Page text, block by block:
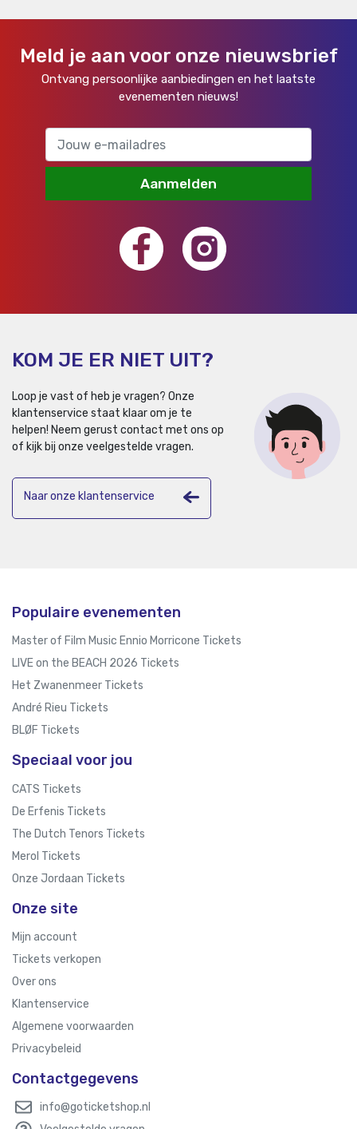
Meld je aan voor onze nieuwsbrief
Ontvang persoonlijke aanbiedingen en het laatste
evenementen nieuws!
Aanmelden
KOM JE ER NIET UIT?
Loop je vast of heb je vragen? Onze
klantenservice staat klaar om je te
helpen! Neem gerust contact met ons op
of kijk bij onze veelgestelde vragen.
Naar onze klantenservice
Populaire evenementen
Master of Film Music Ennio Morricone Tickets
LIVE on the BEACH 2026 Tickets
Het Zwanenmeer Tickets
André Rieu Tickets
BLØF Tickets
Speciaal voor jou
CATS Tickets
De Erfenis Tickets
The Dutch Tenors Tickets
Merol Tickets
Onze Jordaan Tickets
Onze site
Mijn account
Tickets verkopen
Over ons
Klantenservice
Algemene voorwaarden
Privacybeleid
Contactgegevens
info@goticketshop.nl